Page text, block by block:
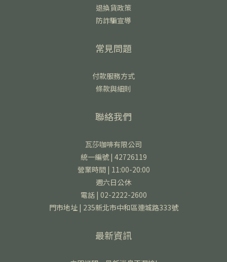
退換貨政策
防詐騙宣導
常見問題
付款服務方式
條款與細則
聯絡我們
瓦莎咖啡有限公司
統一編號 | 42726119
營業時間 | 11:00-20:00
週六日公休
電話 | 02-2222-2600
門市地址 | 235新北市中和區連城路333號
最新資訊